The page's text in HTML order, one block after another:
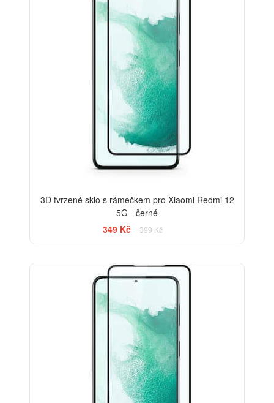
3D tvrzené sklo s rámečkem pro Xiaomi Redmi 12
5G - černé
349 Kč
399 Kč